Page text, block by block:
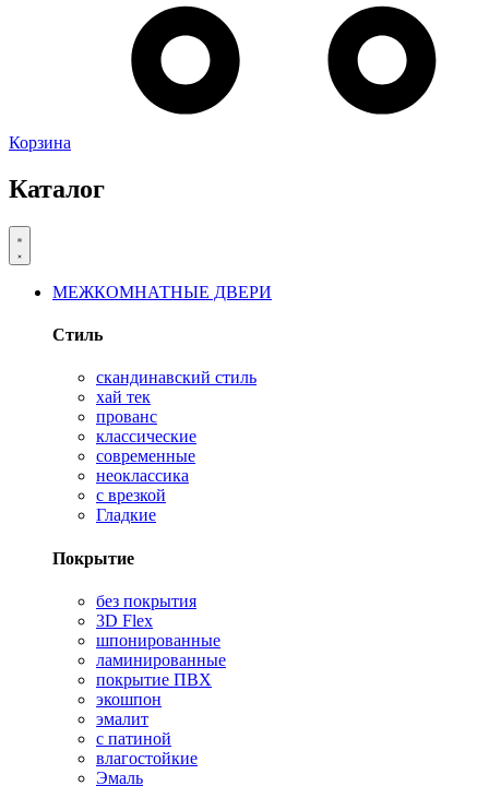
Корзина
Каталог
МЕЖКОМНАТНЫЕ ДВЕРИ
Стиль
скандинавский стиль
хай тек
прованс
классические
современные
неоклассика
с врезкой
Гладкие
Покрытие
без покрытия
3D Flex
шпонированные
ламинированные
покрытие ПВХ
экошпон
эмалит
с патиной
влагостойкие
Эмаль